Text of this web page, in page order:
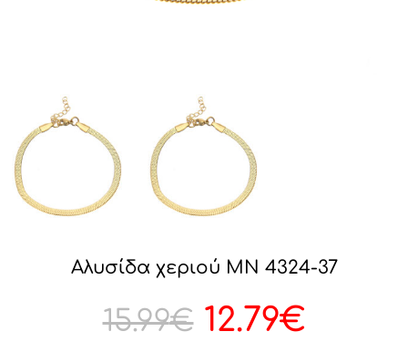
Αλυσίδα χεριού MN 4324-37
15.99€ 12.79€